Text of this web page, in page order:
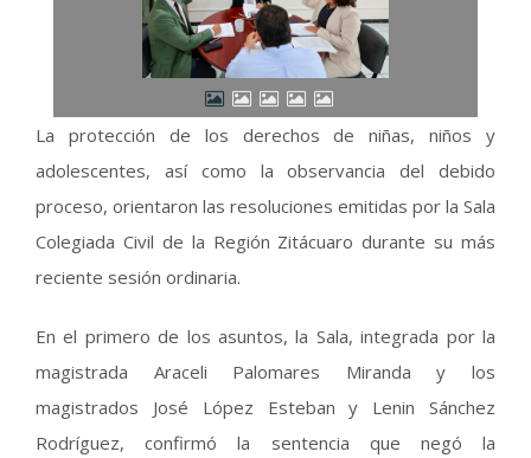
La protección de los derechos de niñas, niños y
adolescentes, así como la observancia del debido
proceso, orientaron las resoluciones emitidas por la Sala
Colegiada Civil de la Región Zitácuaro durante su más
reciente sesión ordinaria.
En el primero de los asuntos, la Sala, integrada por la
magistrada Araceli Palomares Miranda y los
magistrados José López Esteban y Lenin Sánchez
Rodríguez, confirmó la sentencia que negó la